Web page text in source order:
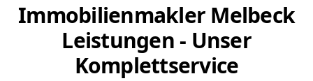
Immobilienmakler Melbeck
Leistungen - Unser
Komplettservice